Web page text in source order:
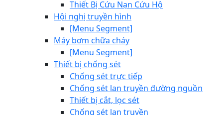
Thiết Bị Cứu Nạn Cứu Hộ
Hội nghị truyền hình
[Menu Segment]
Máy bơm chữa cháy
[Menu Segment]
Thiết bị chống sét
Chống sét trực tiếp
Chống sét lan truyền đường nguồn
Thiết bị cắt, lọc sét
Chống sét lan truyền